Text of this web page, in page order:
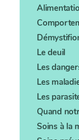
Le deuil
Les
Les
Les
Quand
Soins à la